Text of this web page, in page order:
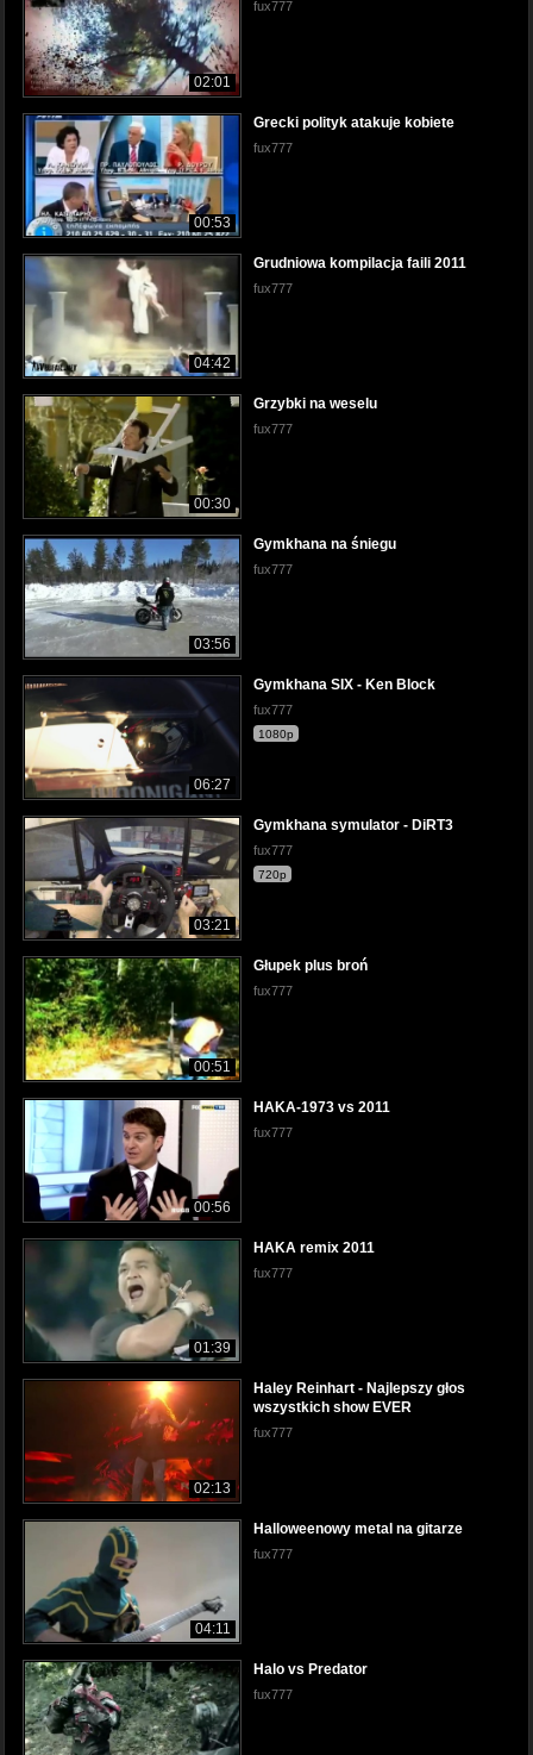
02:01
fux777
00:53
Grecki polityk atakuje kobiete
fux777
04:42
Grudniowa kompilacja faili 2011
fux777
00:30
Grzybki na weselu
fux777
03:56
Gymkhana na śniegu
fux777
06:27
Gymkhana SIX - Ken Block
fux777
1080p
03:21
Gymkhana symulator - DiRT3
fux777
720p
00:51
Głupek plus broń
fux777
00:56
HAKA-1973 vs 2011
fux777
01:39
HAKA remix 2011
fux777
02:13
Haley Reinhart - Najlepszy głos
wszystkich show EVER
fux777
04:11
Halloweenowy metal na gitarze
fux777
Halo vs Predator
fux777